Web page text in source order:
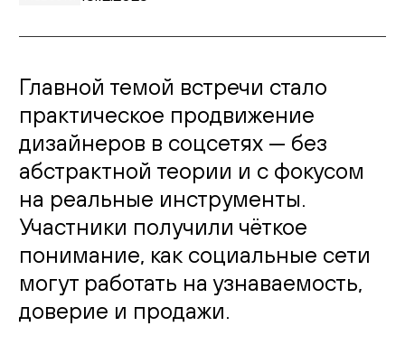
Подушки
Матрасы
Распродажа
Комнаты
Спальня
Гостиная
Главной темой встречи стало
практическое продвижение
дизайнеров в соцсетях — без
абстрактной теории и с фокусом
на реальные инструменты.
Участники получили чёткое
понимание, как социальные сети
могут работать на узнаваемость,
доверие и продажи.